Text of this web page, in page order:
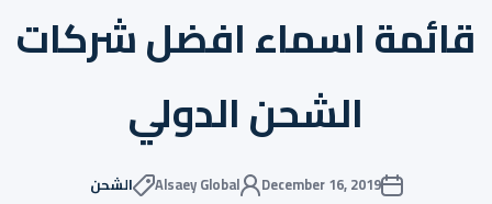
قائمة اسماء افضل شركات
الشحن الدولي
December 16, 2019
Alsaey Global الشحن